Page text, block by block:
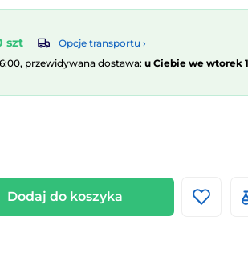
szt
Opcje transportu ›
przewidywana dostawa: u Ciebie we wtorek
Dodaj do koszyka